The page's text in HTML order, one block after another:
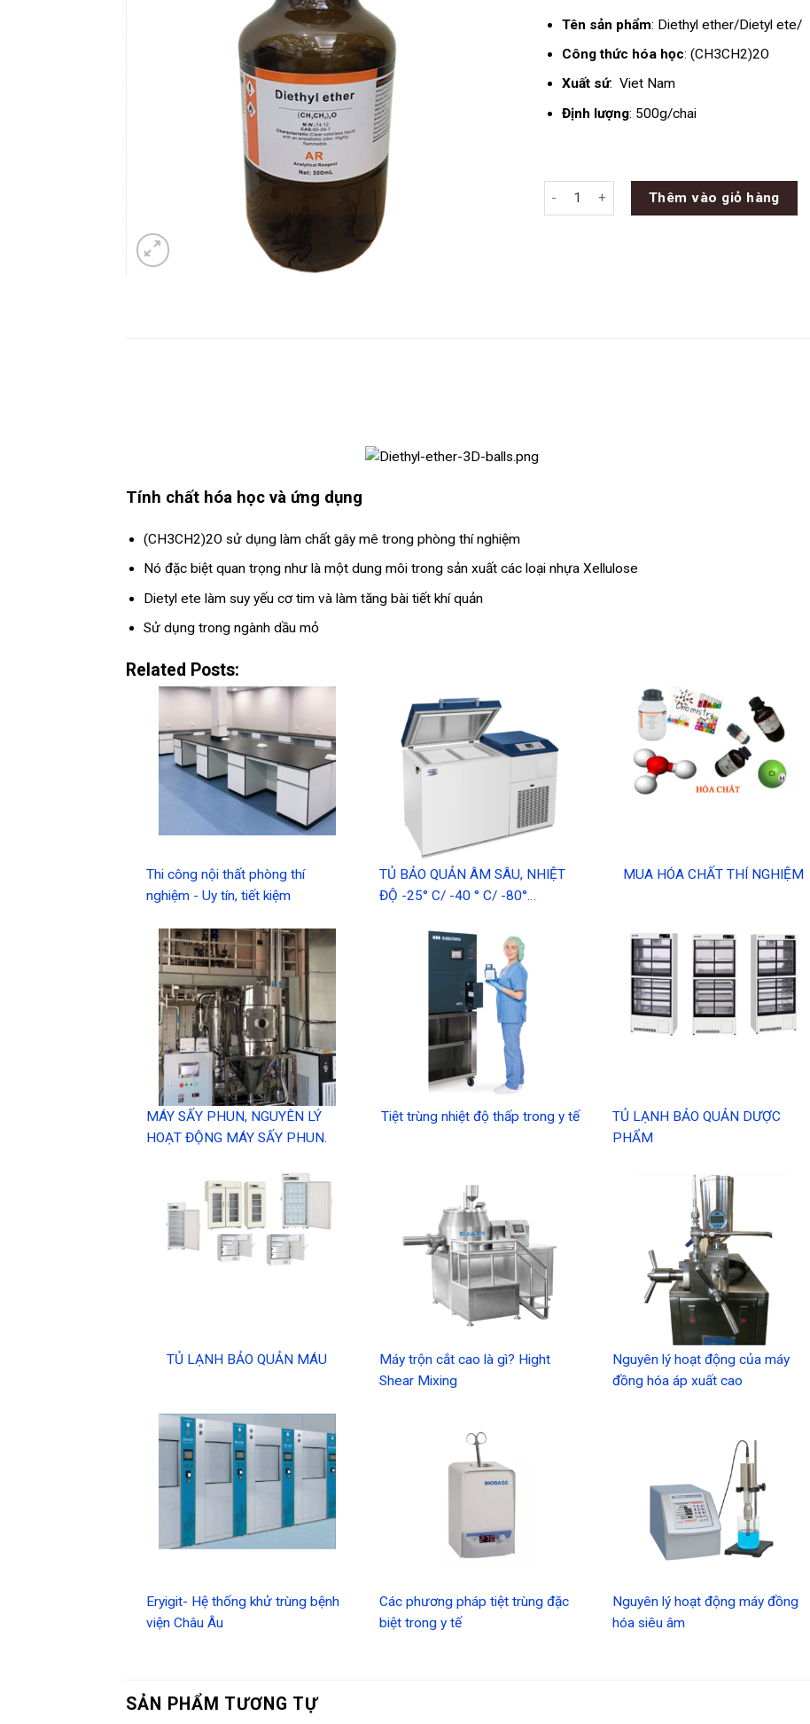
Tên sản phẩm: Diethyl ether/Dietyl ete/
Công thức hóa học: (CH3CH2)2O
Xuất sứ: Viet Nam
Định lượng: 500g/chai
Dietyl ete- (CH3CH2)2O CHAI 500GAM số lượng
Thêm vào giỏ hàng
Tính chất hóa học và ứng dụng
(CH3CH2)2O sử dụng làm chất gây mê trong phòng thí nghiệm
Nó đặc biệt quan trọng như là một dung môi trong sản xuất các loại nhựa Xellulose
Dietyl ete làm suy yếu cơ tim và làm tăng bài tiết khí quản
Sử dụng trong ngành dầu mỏ
Related Posts:
Thi công nội thất phòng thí
nghiệm - Uy tín, tiết kiệm
TỦ BẢO QUẢN ÂM SÂU, NHIỆT
ĐỘ -25° C/ -40 ° C/ -80°…
MUA HÓA CHẤT THÍ NGHIỆM
MÁY SẤY PHUN, NGUYÊN LÝ
HOẠT ĐỘNG MÁY SẤY PHUN.
Tiệt trùng nhiệt độ thấp trong y tế
TỦ LẠNH BẢO QUẢN DƯỢC
PHẨM
TỦ LẠNH BẢO QUẢN MÁU
Máy trộn cắt cao là gì? Hight
Shear Mixing
Nguyên lý hoạt động của máy
đồng hóa áp xuất cao
Eryigit- Hệ thống khử trùng bệnh
viện Châu Âu
Các phương pháp tiệt trùng đặc
biệt trong y tế
Nguyên lý hoạt động máy đồng
hóa siêu âm
SẢN PHẨM TƯƠNG TỰ